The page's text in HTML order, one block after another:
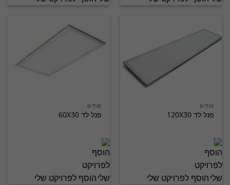
פנלים
פנל לד 120X30
הוסף לפרויקט שלי
פנלים
פנל לד 60X30
הוסף לפרויקט שלי